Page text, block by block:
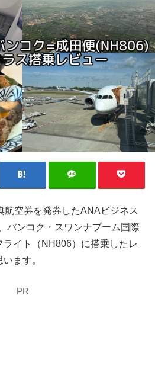
航空券を発券したANAビジネス
バンコク・スワンナプーム国際
イト（NH806）に搭乗したレ
ます。
PR